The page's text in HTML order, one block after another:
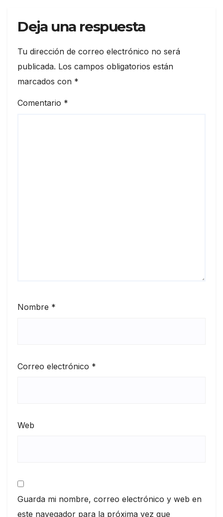
Deja una respuesta
Tu dirección de correo electrónico no será
publicada. Los campos obligatorios están
marcados con *
Comentario *
Nombre *
Correo electrónico *
Web
Guarda mi nombre, correo electrónico y web en
este navegador para la próxima vez que